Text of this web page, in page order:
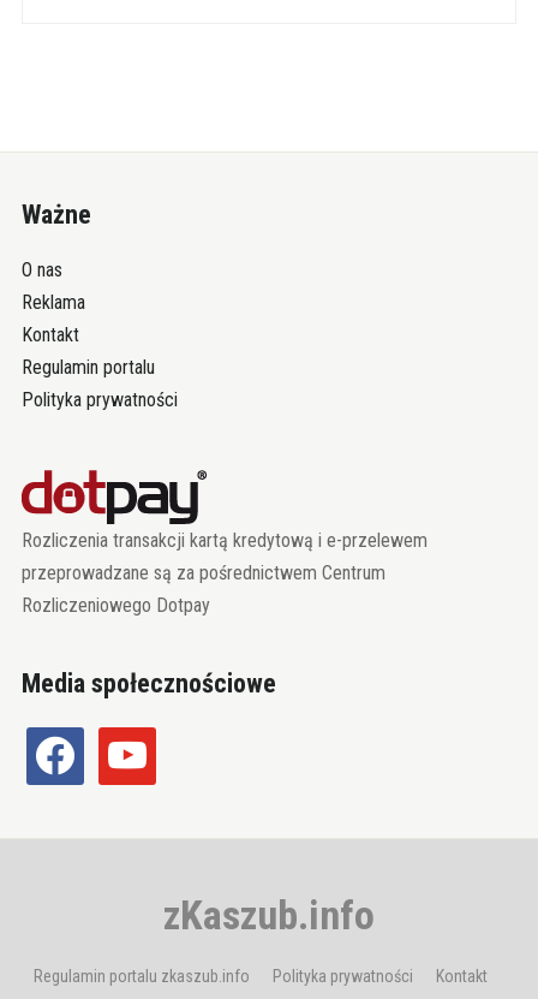
Ważne
O nas
Reklama
Kontakt
Regulamin portalu
Polityka prywatności
Rozliczenia transakcji kartą kredytową i e-przelewem
przeprowadzane są za pośrednictwem Centrum
Rozliczeniowego Dotpay
Media społecznościowe
facebook youtube
zKaszub.info
Regulamin portalu zkaszub.info Polityka prywatności
Kontakt